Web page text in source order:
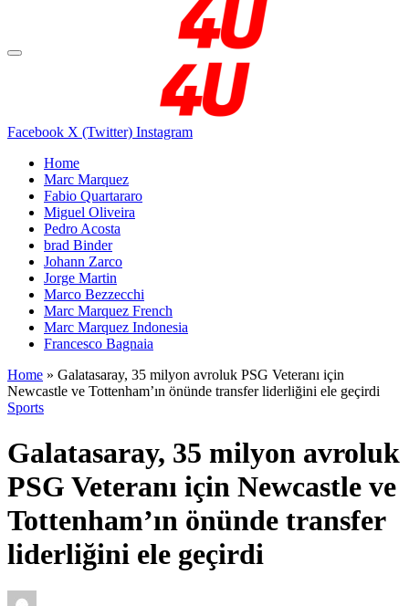
Facebook X (Twitter) Instagram
Home
Marc Marquez
Fabio Quartararo
Miguel Oliveira
Pedro Acosta
brad Binder
Johann Zarco
Jorge Martin
Marco Bezzecchi
Marc Marquez French
Marc Marquez Indonesia
Francesco Bagnaia
Home » Galatasaray, 35 milyon avroluk PSG Veteranı için
Newcastle ve Tottenham’ın önünde transfer liderliğini ele geçirdi
Sports
Galatasaray, 35 milyon avroluk
PSG Veteranı için Newcastle ve
Tottenham’ın önünde transfer
liderliğini ele geçirdi